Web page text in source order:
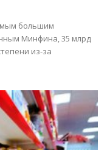
большим
Минфина, 35 млрд
из-за